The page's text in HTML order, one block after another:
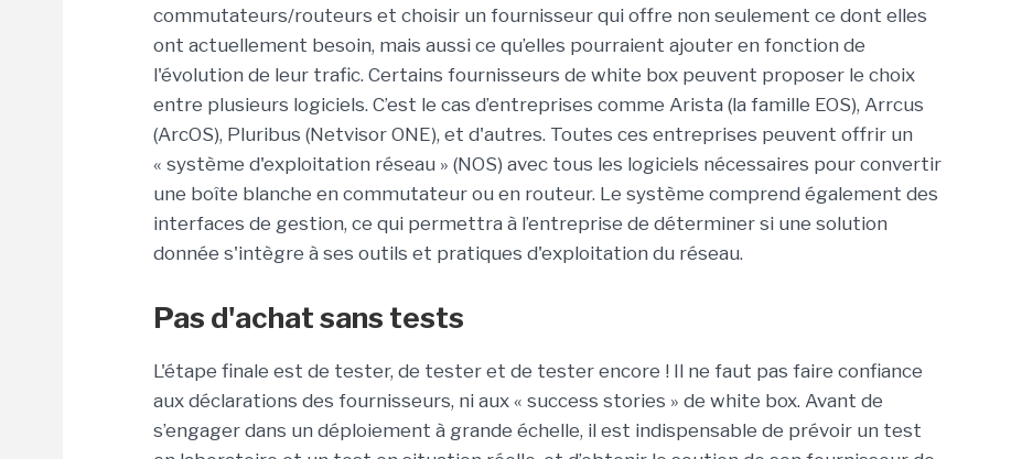
commutateurs/routeurs et choisir un fournisseur qui offre non seulement ce dont elles
ont actuellement besoin, mais aussi ce qu’elles pourraient ajouter en fonction de
l'évolution de leur trafic. Certains fournisseurs de white box peuvent proposer le choix
entre plusieurs logiciels. C’est le cas d’entreprises comme Arista (la famille EOS), Arrcus
(ArcOS), Pluribus (Netvisor ONE), et d'autres. Toutes ces entreprises peuvent offrir un
« système d'exploitation réseau » (NOS) avec tous les logiciels nécessaires pour convertir
une boîte blanche en commutateur ou en routeur. Le système comprend également des
interfaces de gestion, ce qui permettra à l’entreprise de déterminer si une solution
donnée s'intègre à ses outils et pratiques d'exploitation du réseau.
Pas d'achat sans tests
L'étape finale est de tester, de tester et de tester encore ! Il ne faut pas faire confiance
aux déclarations des fournisseurs, ni aux « success stories » de white box. Avant de
s’engager dans un déploiement à grande échelle, il est indispensable de prévoir un test